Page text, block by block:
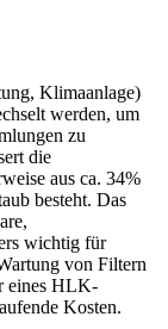
Klimaanlage)
werden, um
zu
die
aus ca. 34%
besteht. Das
wichtig für
von Filtern
eines HLK-
Kosten.